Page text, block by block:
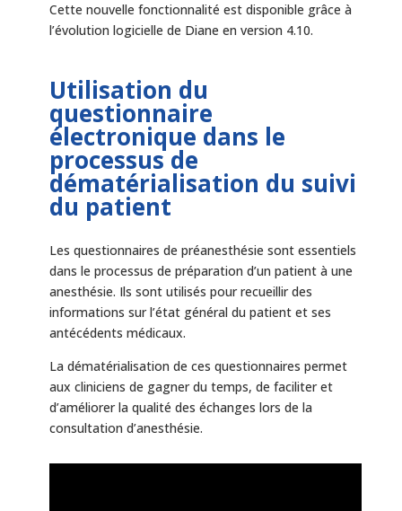
Cette nouvelle fonctionnalité est disponible grâce à
l’évolution logicielle de Diane en version 4.10.
Utilisation du
questionnaire
électronique dans le
processus de
dématérialisation du suivi
du patient
Les questionnaires de préanesthésie sont essentiels
dans le processus de préparation d’un patient à une
anesthésie. Ils sont utilisés pour recueillir des
informations sur l’état général du patient et ses
antécédents médicaux.
La dématérialisation de ces questionnaires permet
aux cliniciens de gagner du temps, de faciliter et
d’améliorer la qualité des échanges lors de la
consultation d’anesthésie.